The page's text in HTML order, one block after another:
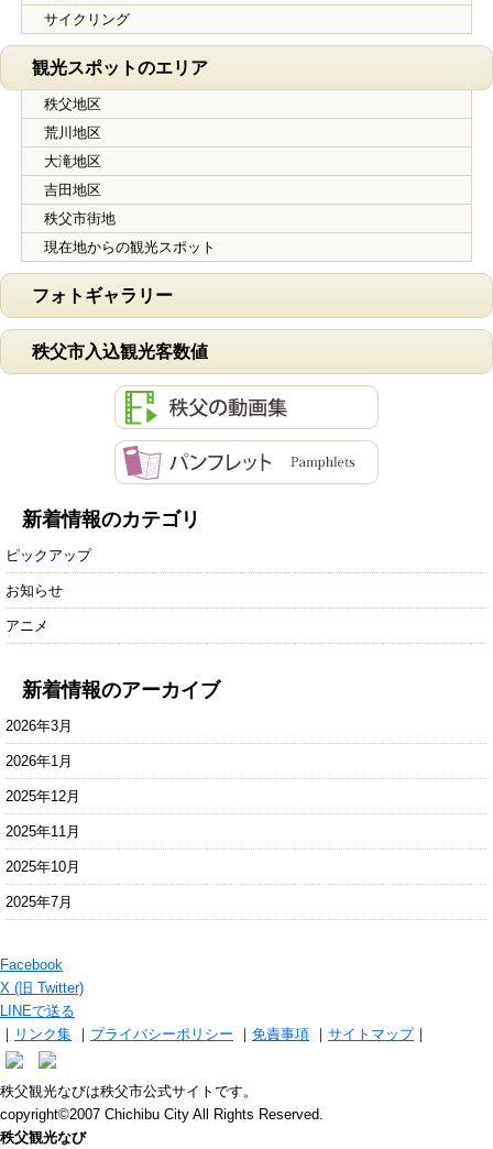
サイクリング
観光スポットのエリア
秩父地区
荒川地区
大滝地区
吉田地区
秩父市街地
現在地からの観光スポット
フォトギャラリー
秩父市入込観光客数値
新着情報のカテゴリ
ピックアップ
お知らせ
アニメ
新着情報のアーカイブ
2026年3月
2026年1月
2025年12月
2025年11月
2025年10月
2025年7月
Facebook
X (旧 Twitter)
LINEで送る
｜ リンク集 ｜ プライバシーポリシー ｜ 免責事項 ｜ サイトマップ｜
秩父観光なびは秩父市公式サイトです。
copyright©2007 Chichibu City All Rights Reserved.
秩父観光なび